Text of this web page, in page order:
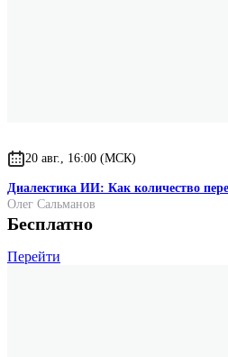
20 авг., 16:00 (МСК)
Диалектика ИИ: Как количество
Олег Сальманов
Бесплатно
Перейти